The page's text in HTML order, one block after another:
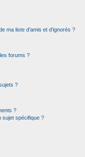
ma liste d’amis et d’ignorés ?
forums ?
?
?
sujet spécifique ?